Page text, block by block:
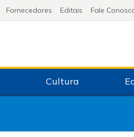
Fornecedores Editais Fale
Cultura